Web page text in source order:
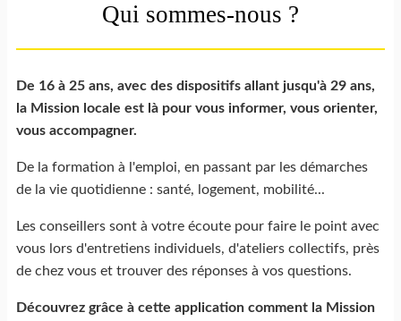
Qui sommes-nous ?
De 16 à 25 ans, avec des dispositifs allant jusqu'à 29 ans,
la Mission locale est là pour vous informer, vous orienter,
vous accompagner.
De la formation à l'emploi, en passant par les démarches
de la vie quotidienne : santé, logement, mobilité...
Les conseillers sont à votre écoute pour faire le point avec
vous lors d'entretiens individuels, d'ateliers collectifs, près
de chez vous et trouver des réponses à vos questions.
Découvrez grâce à cette application comment la Mission